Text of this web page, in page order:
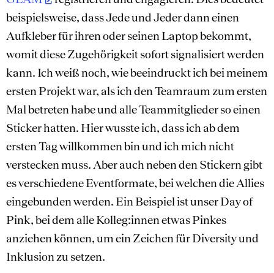
beispielsweise, dass Jede und Jeder dann einen
Aufkleber für ihren oder seinen Laptop bekommt,
womit diese Zugehörigkeit sofort signalisiert werden
kann. Ich weiß noch, wie beeindruckt ich bei meinem
ersten Projekt war, als ich den Teamraum zum ersten
Mal betreten habe und alle Teammitglieder so einen
Sticker hatten. Hier wusste ich, dass ich ab dem
ersten Tag willkommen bin und ich mich nicht
verstecken muss. Aber auch neben den Stickern gibt
es verschiedene Eventformate, bei welchen die Allies
eingebunden werden. Ein Beispiel ist unser Day of
Pink, bei dem alle Kolleg:innen etwas Pinkes
anziehen können, um ein Zeichen für Diversity und
Inklusion zu setzen.